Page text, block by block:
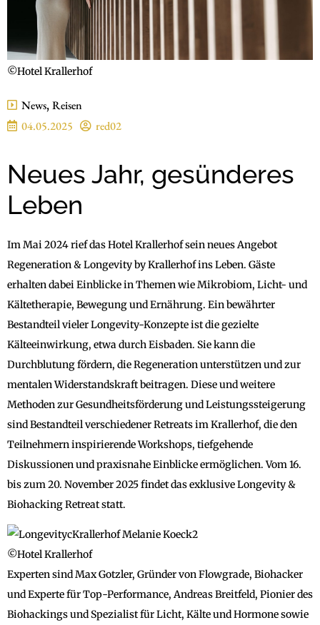
©Hotel Krallerhof
News, Reisen
04.05.2025
red02
Neues Jahr, gesünderes
Leben
Im Mai 2024 rief das Hotel Krallerhof sein neues Angebot
Regeneration & Longevity by Krallerhof ins Leben. Gäste
erhalten dabei Einblicke in Themen wie Mikrobiom, Licht- und
Kältetherapie, Bewegung und Ernährung. Ein bewährter
Bestandteil vieler Longevity-Konzepte ist die gezielte
Kälteeinwirkung, etwa durch Eisbaden. Sie kann die
Durchblutung fördern, die Regeneration unterstützen und zur
mentalen Widerstandskraft beitragen. Diese und weitere
Methoden zur Gesundheitsförderung und Leistungssteigerung
sind Bestandteil verschiedener Retreats im Krallerhof, die den
Teilnehmern inspirierende Workshops, tiefgehende
Diskussionen und praxisnahe Einblicke ermöglichen. Vom 16.
bis zum 20. November 2025 findet das exklusive Longevity &
Biohacking Retreat statt.
©Hotel Krallerhof
Experten sind Max Gotzler, Gründer von Flowgrade, Biohacker
und Experte für Top-Performance, Andreas Breitfeld, Pionier des
Biohackings und Spezialist für Licht, Kälte und Hormone sowie